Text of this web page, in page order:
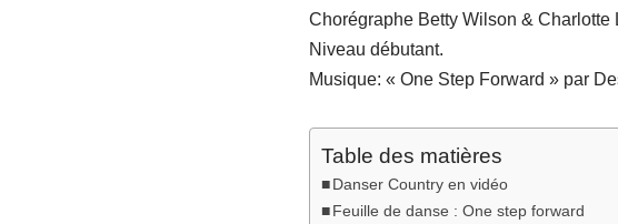
Chorégraphe Betty Wilson & Charlotte
Niveau débutant.
Musique: « One Step Forward » par
Table des matières
Danser Country en vidéo
Feuille de danse : One step forward